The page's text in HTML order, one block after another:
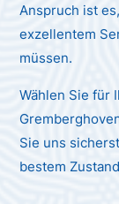
Anspruch ist
exzellentem
müssen.
Wählen Sie für
Sie uns
bestem